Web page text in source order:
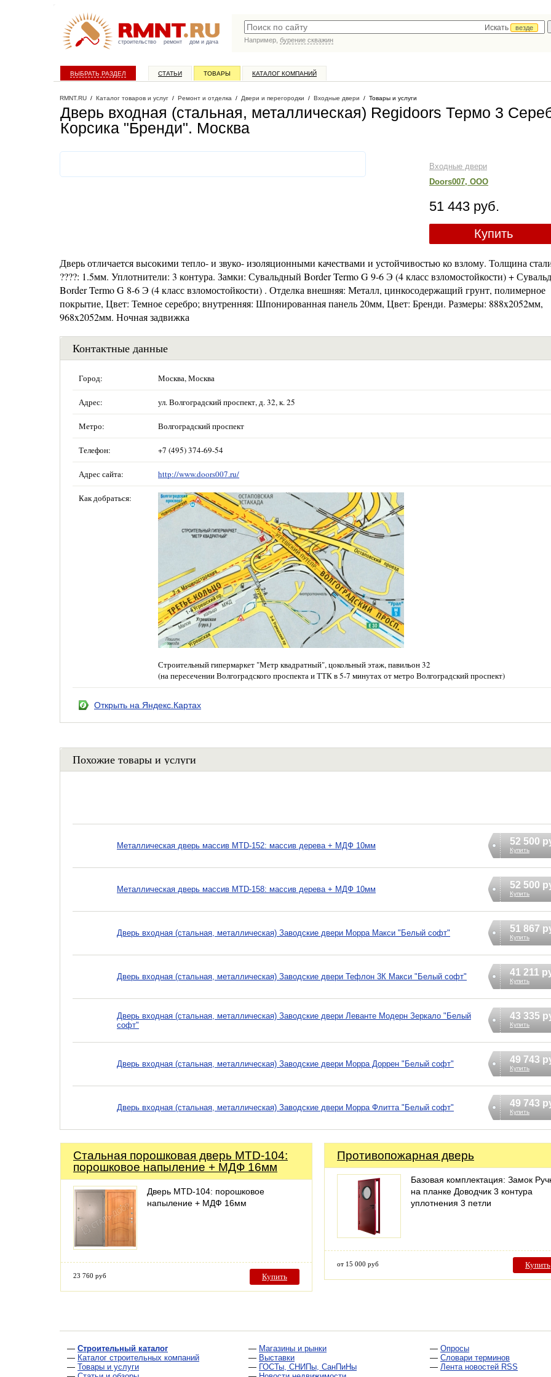
строительство ремонт дом и дача
Искать
везде
Например, бурение скважин
ВЫБРАТЬ РАЗДЕЛ СТАТЬИ ТОВАРЫ КАТАЛОГ КОМПАНИЙ
RMNT.RU / Каталог товаров и услуг / Ремонт и отделка / Двери и перегородки / Входные двери / Товары и услуги
Дверь входная (стальная, металлическая) Regidoors Термо 3
Корсика "Бренди". Москва
Входные двери
Doors007, ООО
51 443 руб.
Купить
Дверь отличается высокими тепло- и звуко- изоляционными качествами и устойчивостью ко взлому. Толщина
????: 1.5мм. Уплотнители: 3 контура. Замки: Сувальдный Border Termo G 9-6 Э (4 класс взломостойкости) +
Border Termo G 8-6 Э (4 класс взломостойкости) . Отделка внешняя: Металл, цинкосодержащий грунт, полимерное
покрытие, Цвет: Темное серебро; внутренняя: Шпонированная панель 20мм, Цвет: Бренди. Размеры: 888x2052мм,
968x2052мм. Ночная задвижка
Контактные данные
Город: Москва, Москва
Адрес: ул. Волгоградский проспект, д. 32, к. 25
Метро: Волгоградский проспект
Телефон: +7 (495) 374-69-54
Адрес сайта: http://www.doors007.ru/
Как добраться:
Строительный гипермаркет "Метр квадратный", цокольный этаж, павильон 32
(на пересечении Волгоградского проспекта и ТТК в 5-7 минутах от метро Волгоградский проспект)
Открыть на Яндекс.Картах
Похожие товары и услуги
Металлическая дверь массив MTD-152: массив дерева + МДФ 10мм 52 500
Купить
Металлическая дверь массив MTD-158: массив дерева + МДФ 10мм 52 500
Купить
Дверь входная (стальная, металлическая) Заводские двери Морра Макси "Белый софт" 51 867
Купить
Дверь входная (стальная, металлическая) Заводские двери Тефлон 3К Макси "Белый софт" 41 211
Купить
Дверь входная (стальная, металлическая) Заводские двери Леванте Модерн Зеркало "Белый
софт"
43 335
Купить
Дверь входная (стальная, металлическая) Заводские двери Морра Доррен "Белый софт" 49 743
Купить
Дверь входная (стальная, металлическая) Заводские двери Морра Флитта "Белый софт" 49 743
Купить
Стальная порошковая дверь MTD-104:
порошковое напыление + МДФ 16мм
Дверь MTD-104: порошковое
напыление + МДФ 16мм
23 760 руб Купить
Противопожарная дверь
Базовая комплектация: Замок
на планке Доводчик 3 контура
уплотнения 3 петли
от 15 000 руб Купить
— Строительный каталог
— Каталог строительных компаний
— Товары и услуги
— Магазины и рынки
— Выставки
— ГОСТы, СНИПы, СанПиНы
— Опросы
— Словари терминов
— Лента новостей RSS